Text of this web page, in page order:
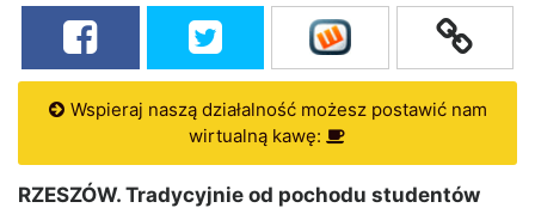
Wspieraj naszą działalność możesz postawić nam
wirtualną kawę:
RZESZÓW. Tradycyjnie od pochodu studentów